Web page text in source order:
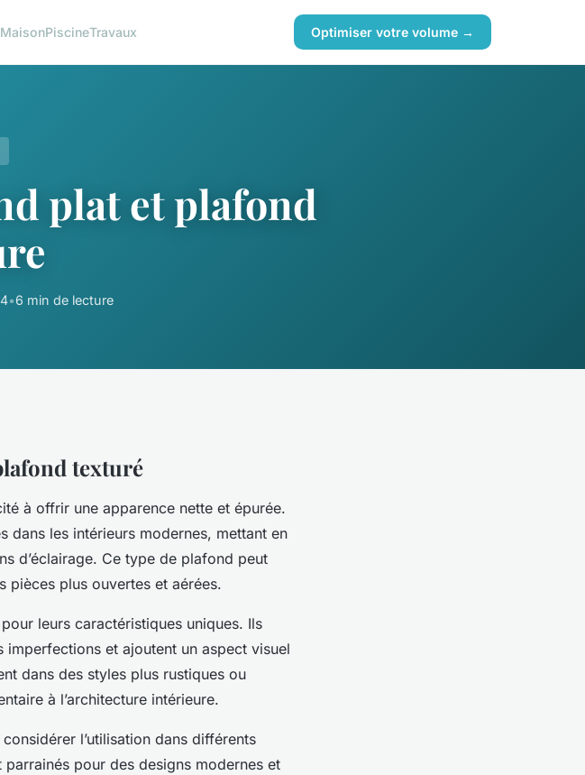
MaisonPiscineTravaux Optimiser votre volume →
plat et plafond
•6 min de lecture
texturé
à offrir une apparence nette et épurée.
dans les intérieurs modernes, mettant en
d’éclairage. Ce type de plafond peut
pièces plus ouvertes et aérées.
leurs caractéristiques uniques. Ils
et ajoutent un aspect visuel
dans des styles plus rustiques ou
à l’architecture intérieure.
l’utilisation dans différents
pour des designs modernes et